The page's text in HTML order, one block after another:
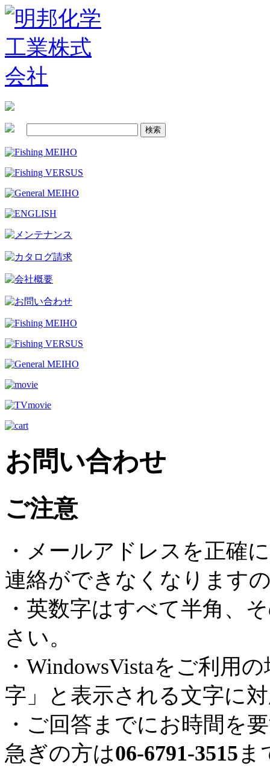
お問い合わせ
ご注意
・メールアドレスを正確
連絡ができなくなります
・英数字はすべて半角、
さい。
・WindowsVistaをご利用
字」と表示される文字に
・ご回答までにお時間を
急ぎの方は06-6791-3515 ま